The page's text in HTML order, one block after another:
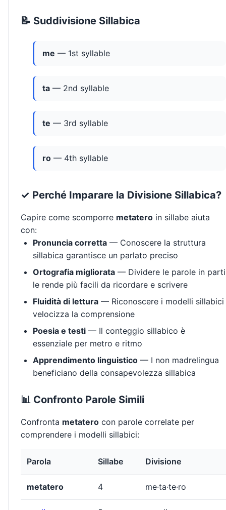
📝 Suddivisione Sillabica
me — 1st syllable
ta — 2nd syllable
te — 3rd syllable
ro — 4th syllable
✓ Perché Imparare la Divisione Sillabica?
Capire come scomporre metatero in sillabe aiuta
con:
Pronuncia corretta — Conoscere la struttura
sillabica garantisce un parlato preciso
Ortografia migliorata — Dividere le parole in parti
le rende più facili da ricordare e scrivere
Fluidità di lettura — Riconoscere i modelli sillabici
velocizza la comprensione
Poesia e testi — Il conteggio sillabico è
essenziale per metro e ritmo
Apprendimento linguistico — I non madrelingua
beneficiano della consapevolezza sillabica
📊 Confronto Parole Simili
Confronta metatero con parole correlate per
comprendere i modelli sillabici:
Parola Sillabe Divisione
metatero 4 me·ta·te·ro